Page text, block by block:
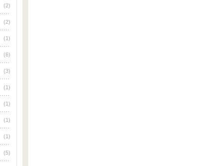
(2)
(2)
(1)
(6)
(3)
(1)
(1)
(1)
(1)
(5)